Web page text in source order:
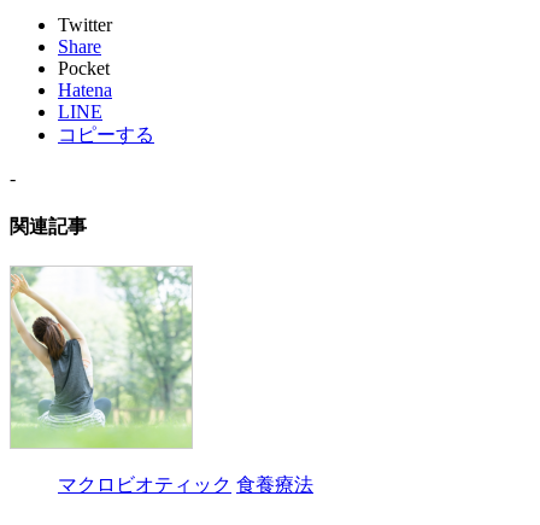
Twitter
Share
Pocket
Hatena
LINE
コピーする
-
関連記事
マクロビオティック 食養療法